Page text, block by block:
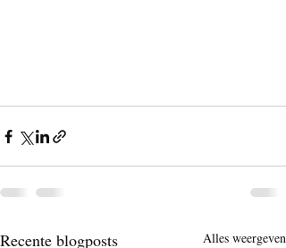
Recente blogposts Alles weergeven